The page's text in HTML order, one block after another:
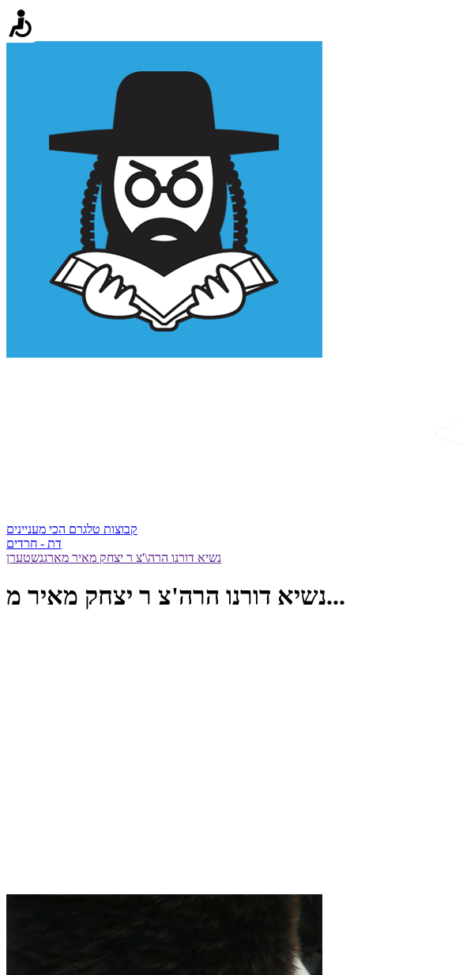
קבוצות טלגרם הכי מעניינים
דת - חרדים
נשיא דורנו הרה\'צ ר יצחק מאיר מארגנשטערן
נשיא דורנו הרה'צ ר יצחק מאיר מ...